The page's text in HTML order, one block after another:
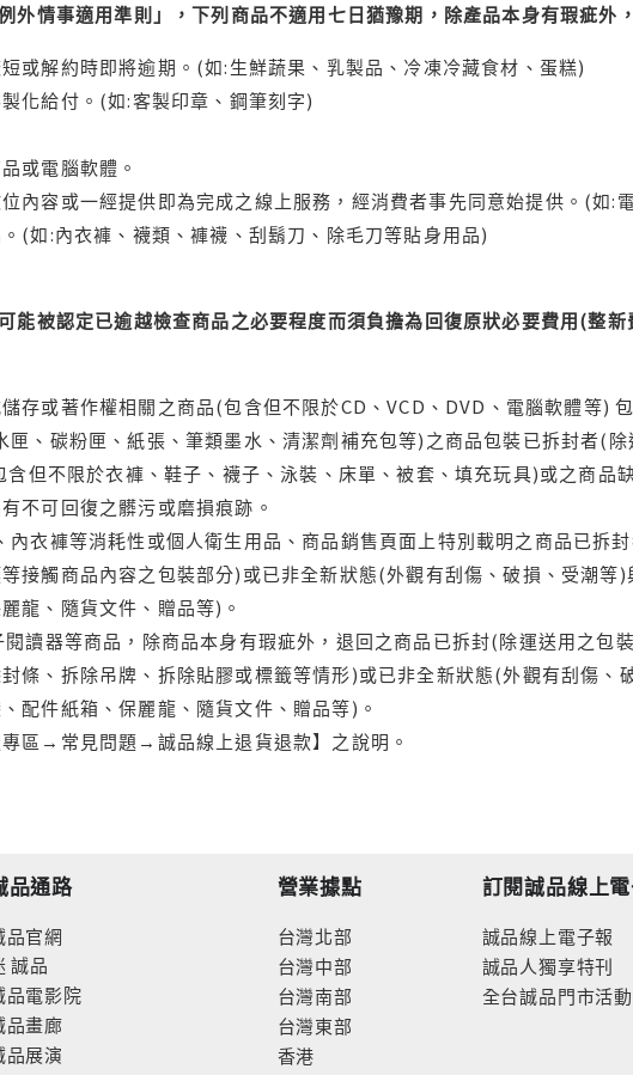
外情事適用準則」，下列商品不適用七日猶豫期，除產品本身有瑕疵外
或解約時即將逾期。(如:生鮮蔬果、乳製品、冷凍冷藏食材、蛋糕)
化給付。(如:客製印章、鋼筆刻字)
或電腦軟體。
內容或一經提供即為完成之線上服務，經消費者事先同意始提供。(如:
(如:內衣褲、襪類、褲襪、刮鬍刀、除毛刀等貼身用品)
能被認定已逾越檢查商品之必要程度而須負擔為回復原狀必要費用(整
存或著作權相關之商品(包含但不限於CD、VCD、DVD、電腦軟體等)
、碳粉匣、紙張、筆類墨水、清潔劑補充包等)之商品包裝已拆封者(除
但不限於衣褲、鞋子、襪子、泳裝、床單、被套、填充玩具)或之商品
不可回復之髒污或磨損痕跡。
衣褲等消耗性或個人衛生用品、商品銷售頁面上特別載明之商品已拆
接觸商品內容之包裝部分)或已非全新狀態(外觀有刮傷、破損、受潮等
龍、隨貨文件、贈品等)。
讀器等商品，除商品本身有瑕疵外，退回之商品已拆封(除運送用之包
條、拆除吊牌、拆除貼膠或標籤等情形)或已非全新狀態(外觀有刮傷、
配件紙箱、保麗龍、隨貨文件、贈品等)。
區→常見問題→誠品線上退貨退款】之說明。
品通路
品官網
誠品
品電影院
品畫廊
品展演
營業據點
台灣北部
台灣中部
台灣南部
台灣東部
香港
訂閱誠品線上
誠品線上電子報
誠品人獨享特刊
全台誠品門市活